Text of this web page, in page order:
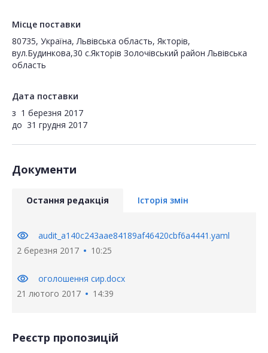
Місце поставки
80735, Україна, Львівська область, Якторів,
вул.Будинкова,30 с.Якторів Золочівський район Львівська
область
Дата поставки
з 1 березня 2017
до 31 грудня 2017
Документи
Остання редакція Історія змін
visibility
audit_a140c243aae84189af46420cbf6a4441.yaml
2 березня 2017
10:25
visibility
оголошення сир.docx
21 лютого 2017
14:39
Реєстр пропозицій